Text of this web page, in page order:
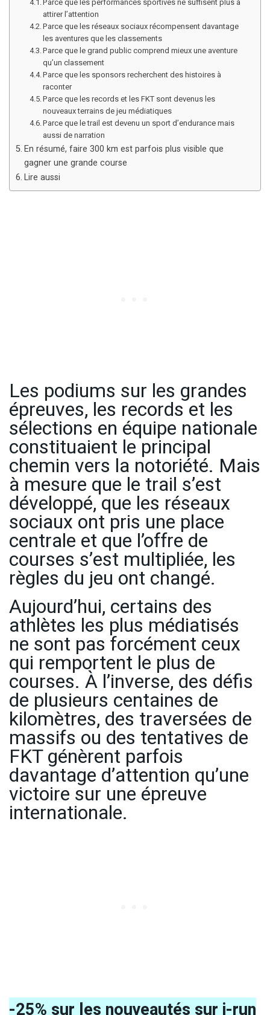
attirer l’attention
Parce que les réseaux sociaux récompensent davantage
les aventures que les classements
Parce que le grand public comprend mieux une aventure
qu’un classement
Parce que les sponsors recherchent des histoires à
raconter
Parce que les records et les FKT sont devenus les
nouveaux terrains de jeu médiatiques
Parce que le trail est devenu un sport d’endurance mais
aussi de narration
En résumé, faire 300 km est parfois plus visible que
gagner une grande course
Lire aussi
Les podiums sur les grandes
épreuves, les records et les
sélections en équipe nationale
constituaient le principal
chemin vers la notoriété. Mais
à mesure que le trail s’est
développé, que les réseaux
sociaux ont pris une place
centrale et que l’offre de
courses s’est multipliée, les
règles du jeu ont changé.
Aujourd’hui, certains des
athlètes les plus médiatisés
ne sont pas forcément ceux
qui remportent le plus de
courses. À l’inverse, des défis
de plusieurs centaines de
kilomètres, des traversées de
massifs ou des tentatives de
FKT génèrent parfois
davantage d’attention qu’une
victoire sur une épreuve
internationale.
-25% sur les nouveautés sur i-run